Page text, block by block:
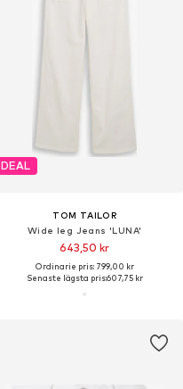
DEAL
TOM TAILOR
Wide leg Jeans 'LUNA'
643,50 kr
Ordinarie pris: 799,00 kr
Senaste lägsta pris:607,75 kr